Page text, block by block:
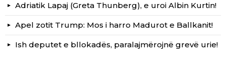
Adriatik Lapaj (Greta Thunberg), e uroi Albin Kurtin!
Apel zotit Trump: Mos i harro Madurot e Ballkanit!
Ish deputet e bllokadës, paralajmërojnë grevë urie!